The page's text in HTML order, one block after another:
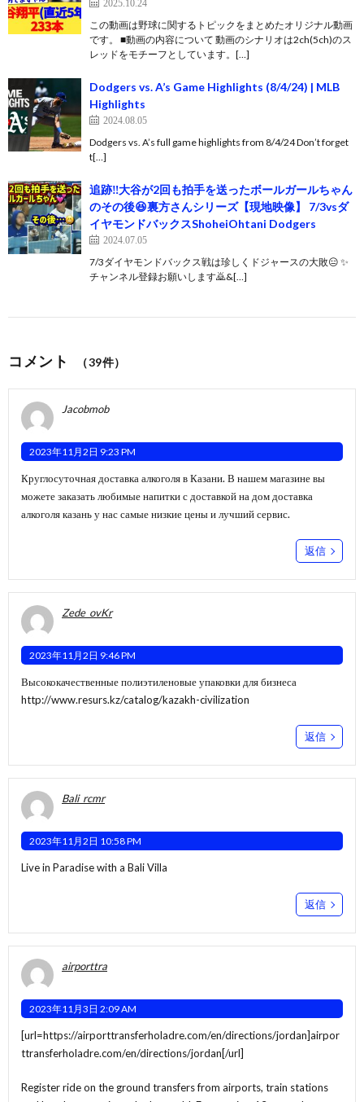
2025.10.24
この動画は野球に関するトピックをまとめたオリジナル動画
です。 ■動画の内容について 動画のシナリオは2ch(5ch)のス
レッドをモチーフとしています。[…]
Dodgers vs. A’s Game Highlights (8/4/24) | MLB
Highlights
2024.08.05
Dodgers vs. A’s full game highlights from 8/4/24 Don’t forget
t[…]
追跡‼️大谷が2回も拍手を送ったボールガールちゃん
のその後😆裏方さんシリーズ【現地映像】 7/3vsダ
イヤモンドバックスShoheiOhtani Dodgers
2024.07.05
7/3ダイヤモンドバックス戦は珍しくドジャースの大敗😑 ✨
チャンネル登録お願いします🙇‍&[…]
コメント （39件）
Jacobmob
2023年11月2日 9:23 PM
Круглосуточная доставка алкоголя в Казани. В нашем магазине вы
можете заказать любимые напитки с доставкой на дом доставка
алкоголя казаньу нас самые низкие цены и лучший сервис.
返信
Zede_ovKr
2023年11月2日 9:46 PM
Высококачественные полиэтиленовые упаковки для бизнеса
http://www.resurs.kz/catalog/kazakh-civilization
返信
Bali_rcmr
2023年11月2日 10:58 PM
Live in Paradise with a Bali Villa
返信
airporttra
2023年11月3日 2:09 AM
[url=https://airporttransferholadre.com/en/directions/jordan]airpor
ttransferholadre.com/en/directions/jordan[/url]
Register ride on the ground transfers from airports, train stations